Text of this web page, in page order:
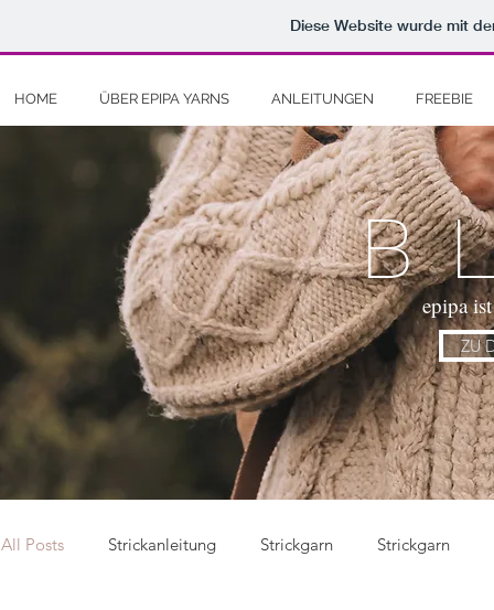
Diese Website wurde mit
HOME ÜBER EPIPA YARNS ANLEITUNGEN FREEBIE
epipa
ZU
All Posts Strickanleitung Strickgarn Strickgarn